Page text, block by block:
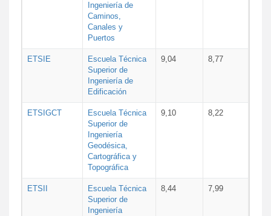
Ingeniería de
Caminos,
Canales y
Puertos
ETSIE
Escuela Técnica
Superior de
Ingeniería de
Edificación
9,04 8,77
ETSIGCT
Escuela Técnica
Superior de
Ingeniería
Geodésica,
Cartográfica y
Topográfica
9,10 8,22
ETSII
Escuela Técnica
Superior de
Ingeniería
8,44 7,99